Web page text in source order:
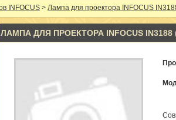
INFOCUS> Лампа для проектора INFOCUS
ЛАМПА ДЛЯ ПРОЕКТОРА INFOCUS IN3188 (